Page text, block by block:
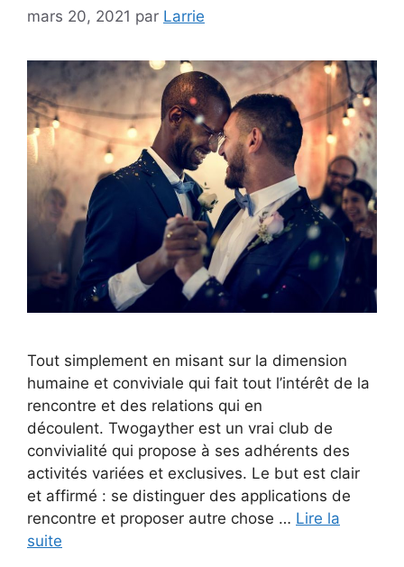
mars 20, 2021 par Larrie
Tout simplement en misant sur la dimension
humaine et conviviale qui fait tout l’intérêt de la
rencontre et des relations qui en
découlent. Twogayther est un vrai club de
convivialité qui propose à ses adhérents des
activités variées et exclusives. Le but est clair
et affirmé : se distinguer des applications de
rencontre et proposer autre chose … Lire la
suite